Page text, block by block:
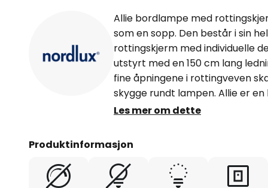
Allie bordlampe med
som en sopp. Den består i sin
rottingskjerm med individuelle
utstyrt med en 150 cm lang
fine åpningene i rottingveven
skygge rundt lampen. Allie er
inn i naturlig utformede
Les mer om dette
Produktinformasjon